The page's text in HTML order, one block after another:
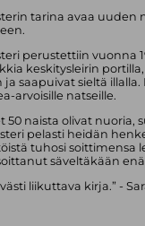
tarina avaa uuden
perustettiin vuonna
keskitysleirin
saapuivat sieltä illalla.
arvoisille natseille.
50 naista olivat nuoria,
pelasti heidän
tuhosi soittimensa
säveltäkään
liikuttava kirja.” -